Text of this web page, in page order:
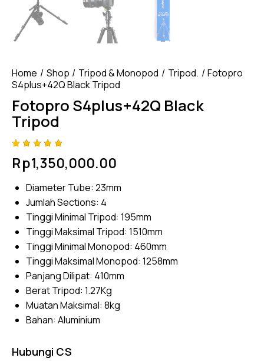
Home Shop Tripod & Monopod Tripod.
Fotopro
S4plus+42Q Black Tripod
Fotopro S4plus+42Q Black
Tripod
5.00
out
of 5
on
r
ratings
Rp1,350,000.00
Diameter Tube: 23mm
Jumlah Sections: 4
Tinggi Minimal Tripod: 195mm
Tinggi Maksimal Tripod: 1510mm
Tinggi Minimal Monopod: 460mm
Tinggi Maksimal Monopod: 1258mm
Panjang Dilipat: 410mm
Berat Tripod: 1.27Kg
Muatan Maksimal: 8kg
Bahan: Aluminium
Hubungi CS